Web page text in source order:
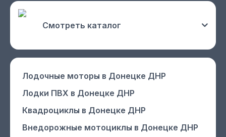
Смотреть каталог
Лодочные моторы в Донецке ДНР
Лодки ПВХ в Донецке ДНР
Квадроциклы в Донецке ДНР
Внедорожные мотоциклы в Донецке ДНР